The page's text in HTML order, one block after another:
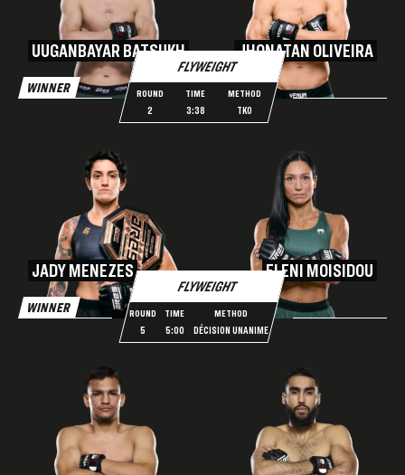
FLYWEIGHT
ROUND
2
TIME
3:38
METHOD
TKO
UUGANBAYAR BATSUKH
WINNER
JHONATAN OLIVEIRA
FLYWEIGHT
ROUND
5
TIME
5:00
METHOD
DÉCISION UNANIME
JADY MENEZES
WINNER
ELENI MOISIDOU